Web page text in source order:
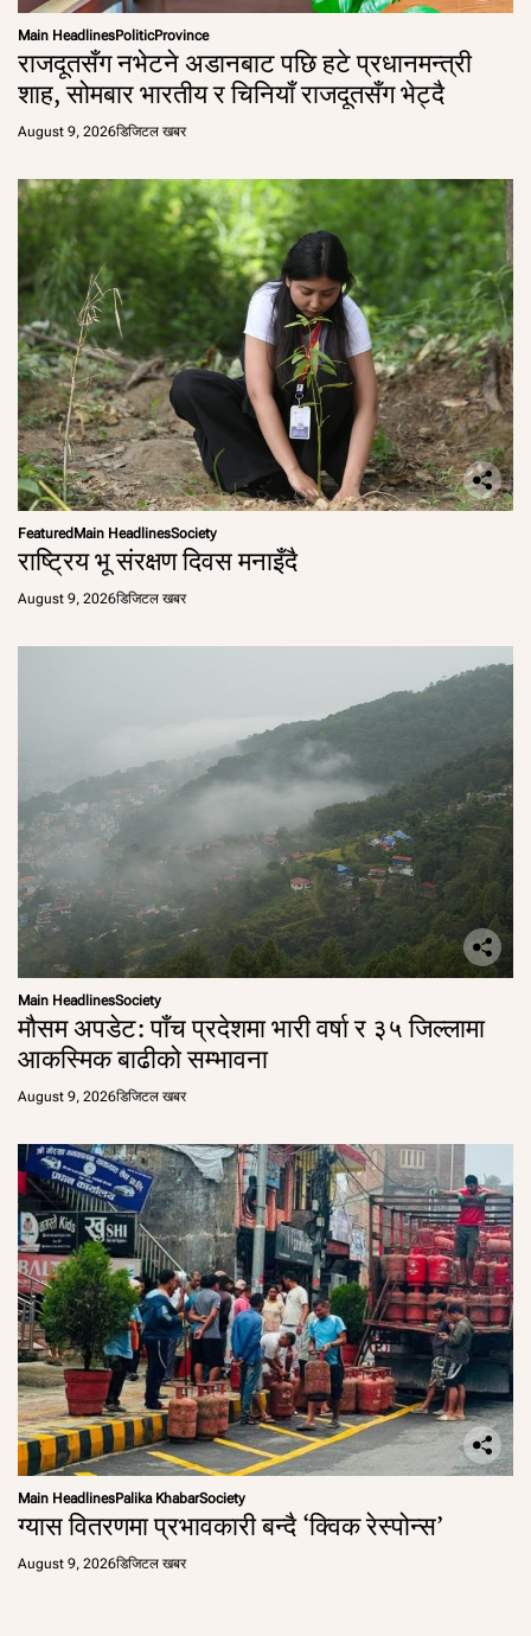
Main HeadlinesPoliticProvince
राजदूतसँग नभेटने अडानबाट पछि हटे प्रधानमन्त्री
शाह, सोमबार भारतीय र चिनियाँ राजदूतसँग भेट्दै
August 9, 2026डिजिटल खबर
FeaturedMain HeadlinesSociety
राष्ट्रिय भू संरक्षण दिवस मनाइँदै
August 9, 2026डिजिटल खबर
Main HeadlinesSociety
मौसम अपडेट: पाँच प्रदेशमा भारी वर्षा र ३५ जिल्लामा
आकस्मिक बाढीको सम्भावना
August 9, 2026डिजिटल खबर
Main HeadlinesPalika KhabarSociety
ग्यास वितरणमा प्रभावकारी बन्दै ‘क्विक रेस्पोन्स’
August 9, 2026डिजिटल खबर